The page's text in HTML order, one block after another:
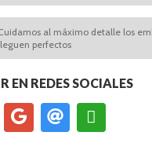
al máximo detalle los
perfectos
EN REDES SOCIALES